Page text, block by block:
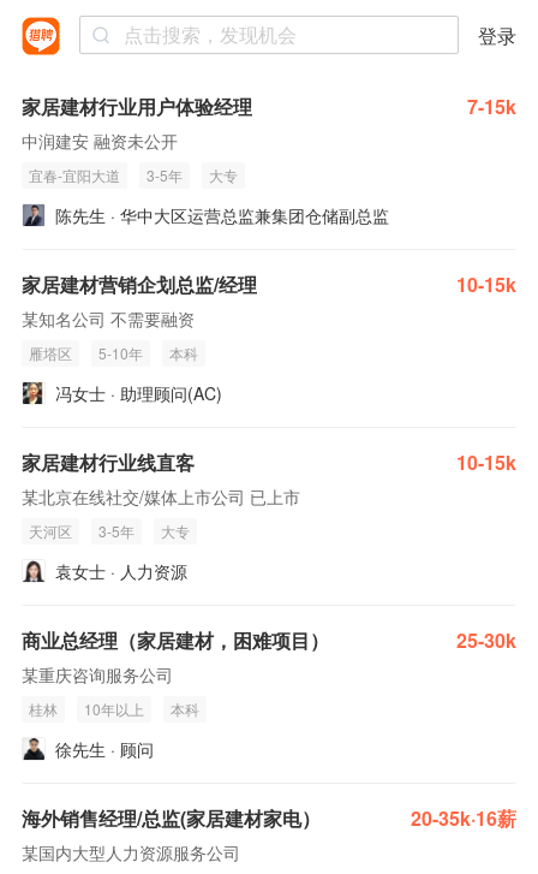
登录
家居建材行业用户体验经理 7-15k
中润建安 融资未公开
宜春-宜阳大道 3-5年 大专
陈先生 · 华中大区运营总监兼集团仓储副总监
家居建材营销企划总监/经理 10-15k
某知名公司 不需要融资
雁塔区 5-10年 本科
冯女士 · 助理顾问(AC)
家居建材行业线直客 10-15k
某北京在线社交/媒体上市公司 已上市
天河区 3-5年 大专
袁女士 · 人力资源
商业总经理（家居建材，困难项目） 25-30k
某重庆咨询服务公司
桂林 10年以上 本科
徐先生 · 顾问
海外销售经理/总监(家居建材家电） 20-35k·16薪
某国内大型人力资源服务公司